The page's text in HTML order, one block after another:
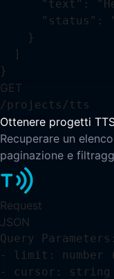
"text":
"status":
    }
  ]
}
GET
/projects/tts
Ottenere progetti
Recuperare un
paginazione e
Request
JSON
Query Parameters:
- limit: number
- cursor: string